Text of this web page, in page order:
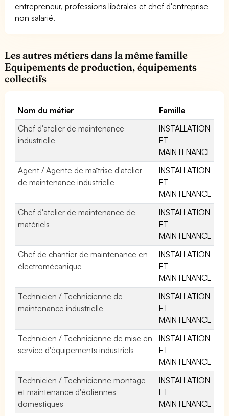
entrepreneur, professions libérales et chef d'entreprise
non salarié.
Les autres métiers dans la même famille
Equipements de production, équipements
collectifs
Nom du métier
Famille
Chef d'atelier de maintenance
industrielle
INSTALLATION
ET
MAINTENANCE
Agent / Agente de maîtrise d'atelier
de maintenance industrielle
INSTALLATION
ET
MAINTENANCE
Chef d'atelier de maintenance de
matériels
INSTALLATION
ET
MAINTENANCE
Chef de chantier de maintenance en
électromécanique
INSTALLATION
ET
MAINTENANCE
Technicien / Technicienne de
maintenance industrielle
INSTALLATION
ET
MAINTENANCE
Technicien / Technicienne de mise en
service d'équipements industriels
INSTALLATION
ET
MAINTENANCE
Technicien / Technicienne montage
et maintenance d'éoliennes
domestiques
INSTALLATION
ET
MAINTENANCE